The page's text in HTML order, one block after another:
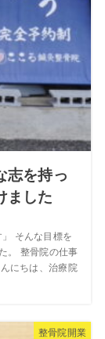
志を持っ
ました
そんな目標を
。 整骨院の仕事
にちは、治療院
整骨院開業